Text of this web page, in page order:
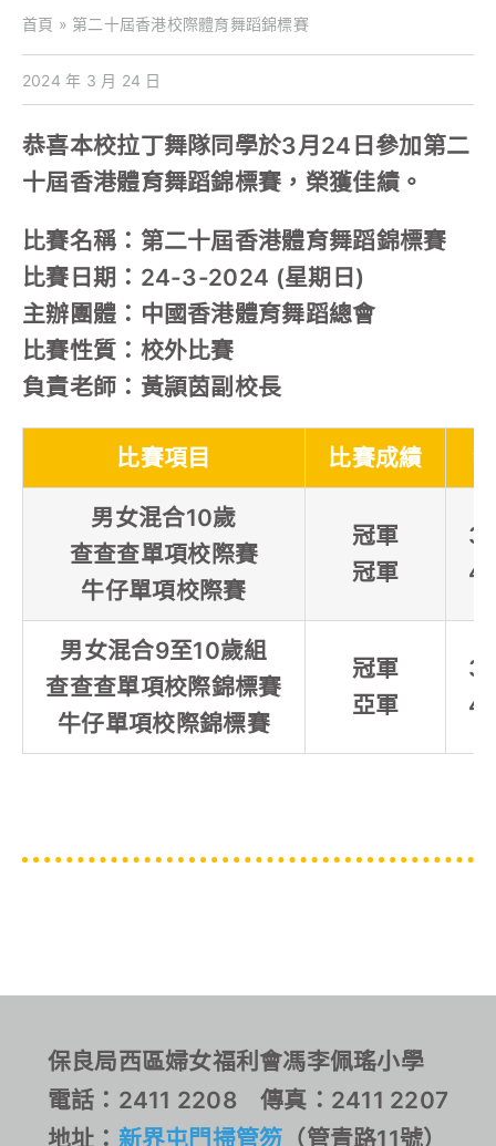
首頁 » 第二十屆香港校際體育舞蹈錦標賽
2024 年 3 月 24 日
恭喜本校拉丁舞隊同學於3月24日參加第二
十屆香港體育舞蹈錦標賽，榮獲佳績。
比賽名稱：第二十屆香港體育舞蹈錦標賽
比賽日期：24-3-2024 (星期日)
主辦團體：中國香港體育舞蹈總會
比賽性質：校外比賽
負責老師：黃頴茵副校長
比賽項目 比賽成績
男女混合10歲
查查查單項校際賽
牛仔單項校際賽
冠軍
冠軍
男女混合9至10歲組
查查查單項校際錦標賽
牛仔單項校際錦標賽
冠軍
亞軍
保良局西區婦女福利會馮李佩瑤小學
電話：2411 2208 傳真：2411 2207
地址： 新界屯門掃管笏 （管青路11號）